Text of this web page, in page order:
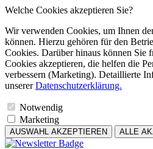
Welche Cookies akzeptieren Sie?
Wir verwenden Cookies, um Ihnen
können. Hierzu gehören für den
Cookies. Darüber hinaus können Sie
Cookies akzeptieren, die helfen die
verbessern (Marketing). Detaillierte
unsererDatenschutzerklärung.
Notwendig
Marketing
AUSWAHL AKZEPTIEREN ALLE